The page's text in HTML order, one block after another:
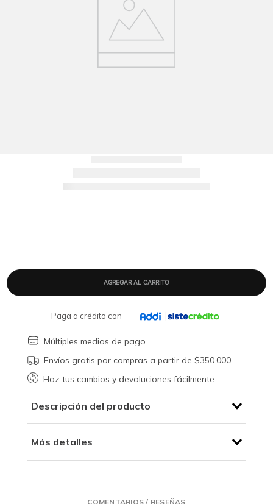
Paga a crédito con
Múltiples medios de pago
Envíos gratis por compras a partir de $350.000
Haz tus cambios y devoluciones fácilmente
Descripción del producto
Más detalles
COMENTARIOS / RESEÑAS